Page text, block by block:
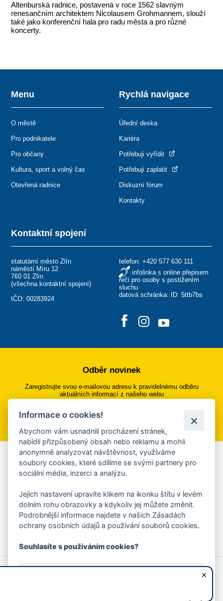
Altenburská radnice, postavená v roce 1562 slavným
renesančním architektem Nicolausem Grohmannem, slouží
také jako konferenční hala pro radu města a pro různé
koncerty.
Kontaktní spojení
statutární město Zlín
náměstí Míru 12
760 01 Zlín
(všechna kontaktní spojení)
IČO: 00283924
telefon: +420 577 630 111
infolinka s online přepisem
řeči pro osoby s postižením
sluchu
datová schránka: ID: 5ttb7bs
Menu
O městě
Pro podnikatele
Pro občany
Kultura, sport a volný čas
Otevřená radnice
Rychlá navigace
Úřední deska
Kariéra
Potřebuji vyřídit
Potřebuji zaplatit
Diskuzní fórum
Kontakty
Odběr novinek
Zaregistrujte svou e-mailovou adresu k pravidelnému odběru
aktuálních informací z našeho webu
Přihlásit se k odběru
Aplikace Mobilní rozhlas
Chcete dostávat do svého mobilu či mailu upozornění na
ankety, pozvánky na kulturní a sportovní akce?
Více informací o aplikaci
© 2026 Magistrát města Zlína
Prohlášení o používání cookies
Informace o cookies!
Abychom vám usnadnili procházení stránek,
nabídli přizpůsobený obsah nebo reklamu a mohli
anonymně analyzovat návštěvnost, využíváme
soubory cookies, které sdílíme se svými partnery pro
sociální média, inzerci a analýzu.
Jejich nastavení upravíte klikem na ikonku štítu v levém
dolním rohu obrazovky a kdykoliv jej můžete změnit.
Podrobnější informace najdete v našich Zásadách
ochrany osobních údajů a používání souborů cookies.
Souhlasíte s používáním cookies?